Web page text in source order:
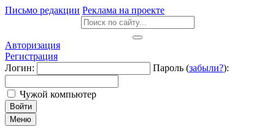
Письмо редакции Реклама на проекте
Авторизация
Регистрация
Логин:
Пароль (забыли?):
Чужой компьютер
Войти
Меню